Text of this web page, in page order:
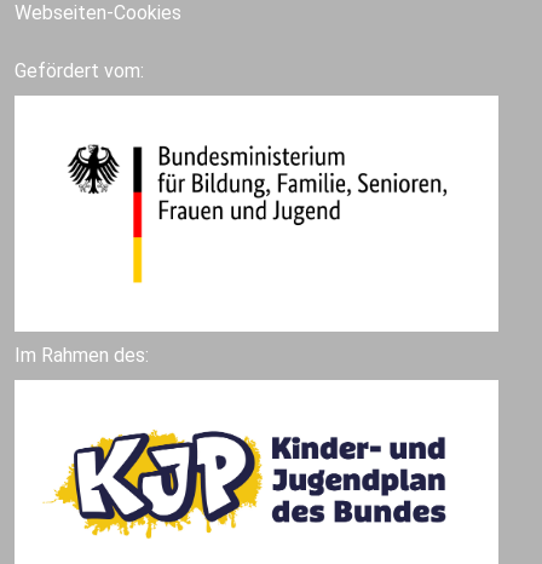
Webseiten-Cookies
Gefördert vom:
Im Rahmen des: